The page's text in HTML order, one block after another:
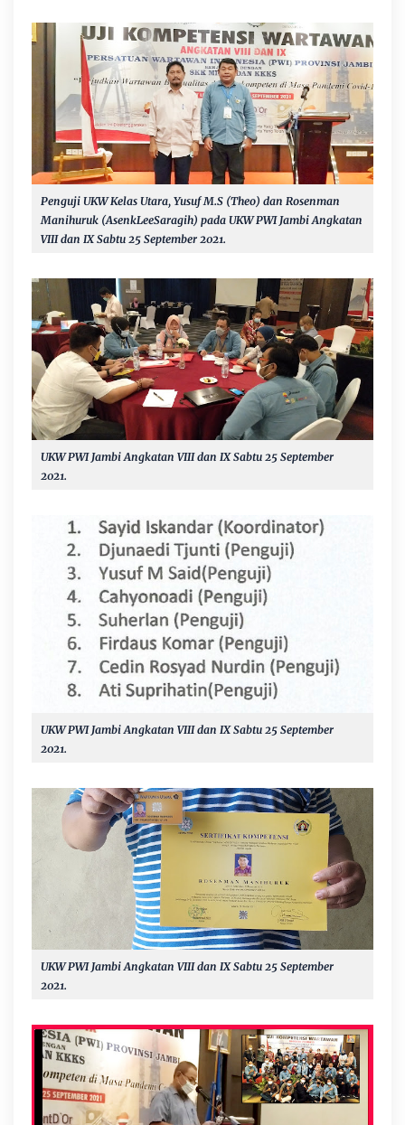
Penguji UKW Kelas Utara, Yusuf M.S (Theo) dan Rosenman
Manihuruk (AsenkLeeSaragih) pada UKW PWI Jambi Angkatan
VIII dan IX Sabtu 25 September 2021.
UKW PWI Jambi Angkatan VIII dan IX Sabtu 25 September
2021.
UKW PWI Jambi Angkatan VIII dan IX Sabtu 25 September
2021.
UKW PWI Jambi Angkatan VIII dan IX Sabtu 25 September
2021.